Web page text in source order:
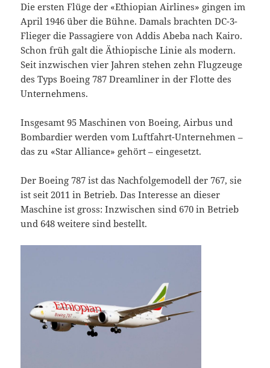
Die ersten Flüge der «Ethiopian Airlines» gingen im
April 1946 über die Bühne. Damals brachten DC-3-
Flieger die Passagiere von Addis Abeba nach Kairo.
Schon früh galt die Äthiopische Linie als modern.
Seit inzwischen vier Jahren stehen zehn Flugzeuge
des Typs Boeing 787 Dreamliner in der Flotte des
Unternehmens.
Insgesamt 95 Maschinen von Boeing, Airbus und
Bombardier werden vom Luftfahrt-Unternehmen –
das zu «Star Alliance» gehört – eingesetzt.
Der Boeing 787 ist das Nachfolgemodell der 767, sie
ist seit 2011 in Betrieb. Das Interesse an dieser
Maschine ist gross: Inzwischen sind 670 in Betrieb
und 648 weitere sind bestellt.